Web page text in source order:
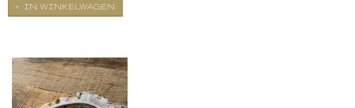
IN WINKELWAGEN